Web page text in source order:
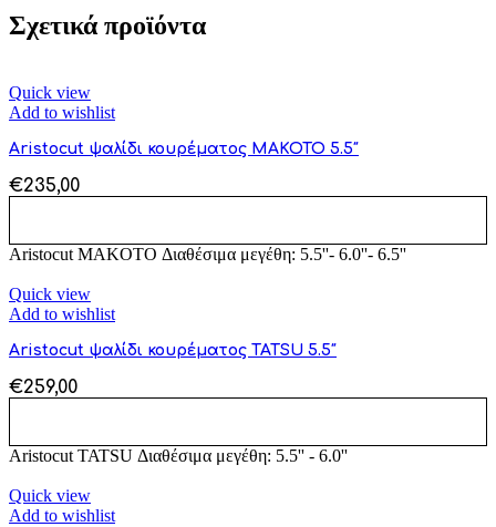
Σχετικά προϊόντα
Quick view
Add to wishlist
Aristocut ψαλίδι κουρέματος MAKOTO 5.5″
€235,00
Aristocut MAKOTO Διαθέσιμα μεγέθη: 5.5''- 6.0''- 6.5''
Quick view
Add to wishlist
Aristocut ψαλίδι κουρέματος TATSU 5.5″
€259,00
Aristocut TATSU Διαθέσιμα μεγέθη: 5.5'' - 6.0''
Quick view
Add to wishlist